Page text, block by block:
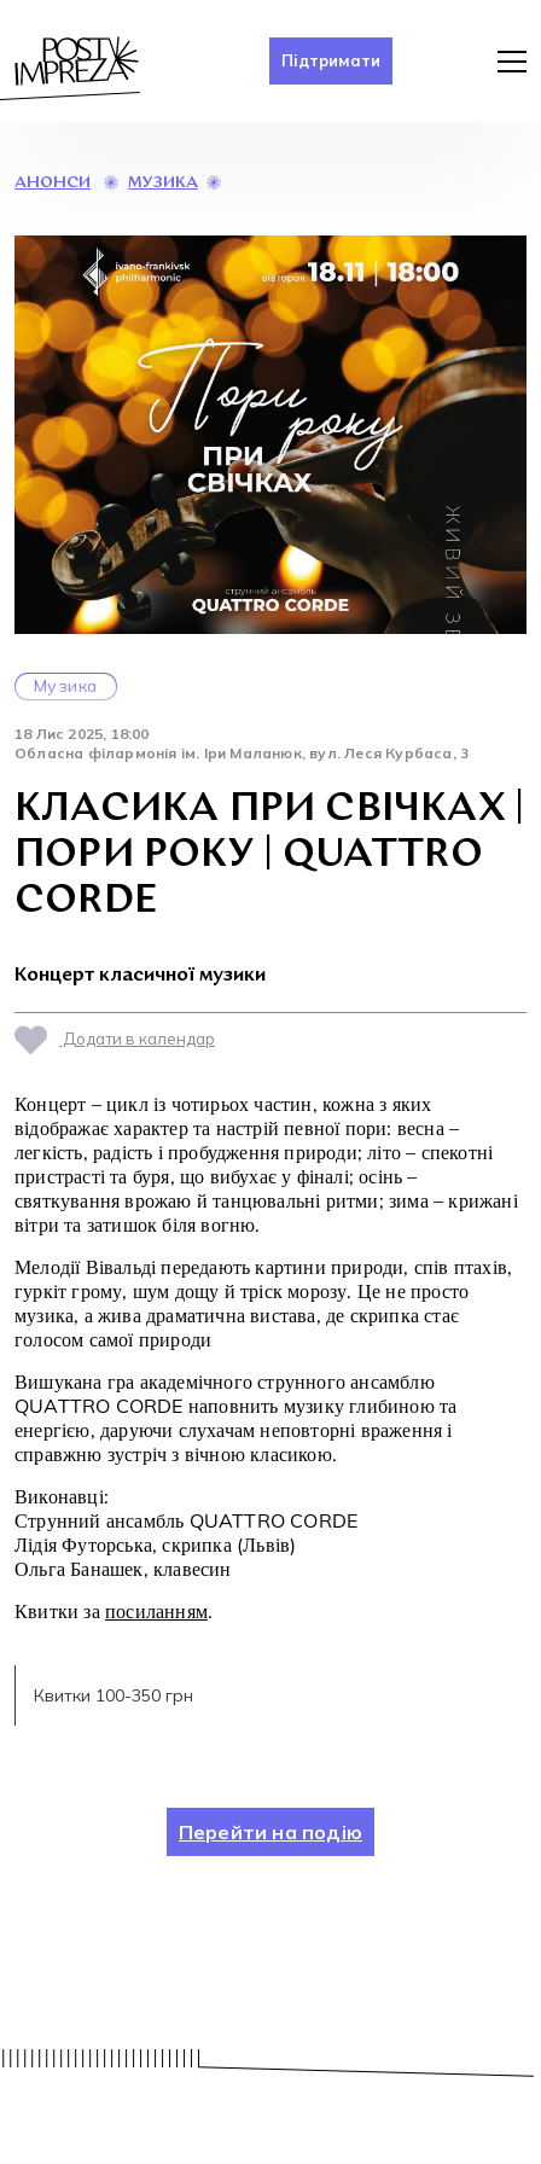
Підтримати
АНОНСИ МУЗИКА
|
ПОРИ
РОКУ
|
QUATTRO
CORDE
Музика
18 Лис 2025, 18:00
Обласна філармонія ім. Іри Маланюк, вул. Леся Курбаса, 3
КЛАСИКА ПРИ СВІЧКАХ |
ПОРИ РОКУ | QUATTRO
CORDE
Концерт класичної музики
Додати в календар
Концерт – цикл із чотирьох частин, кожна з яких
відображає характер та настрій певної пори: весна –
легкість, радість і пробудження природи; літо – спекотні
пристрасті та буря, що вибухає у фіналі; осінь –
святкування врожаю й танцювальні ритми; зима – крижані
вітри та затишок біля вогню.
Мелодії Вівальді передають картини природи, спів птахів,
гуркіт грому, шум дощу й тріск морозу. Це не просто
музика, а жива драматична вистава, де скрипка стає
голосом самої природи
Вишукана гра академічного струнного ансамблю
QUATTRO CORDE наповнить музику глибиною та
енергією, даруючи слухачам неповторні враження і
справжню зустріч з вічною класикою.
Виконавці:
Струнний ансамбль QUATTRO CORDE
Лідія Футорська, скрипка (Львів)
Ольга Банашек, клавесин
Квитки за посиланням.
Квитки 100-350 грн
Перейти на подію